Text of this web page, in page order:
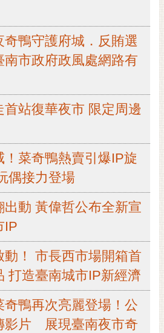
奇鴨守護府城．反賄選
南市政府政風處網路有
站復華夜市 限定周邊
！菜奇鴨熱賣引爆IP旋
偶接力登場
出動 黃偉哲公布全新宣
IP
動！ 市長西市場開箱首
打造臺南城市IP新經濟
奇鴨再次亮麗登場！公
影片 展現臺南夜市奇